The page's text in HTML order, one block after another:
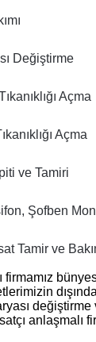
Değiştirme
Açma
Açma
ve Tamiri
Şofben
Tamir ve
firmamız